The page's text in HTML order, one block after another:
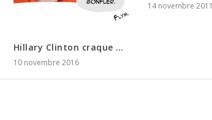
Hillary Clinton craque …
10 novembre 2016
14 novembre 2011